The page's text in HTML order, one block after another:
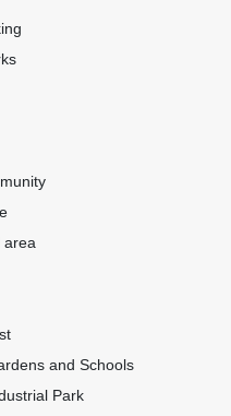
area
and Schools
Park